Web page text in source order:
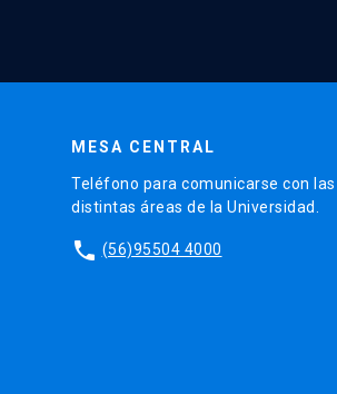
MESA CENTRAL
Teléfono para comunicarse con las
distintas áreas de la Universidad.
phone (56)95504 4000